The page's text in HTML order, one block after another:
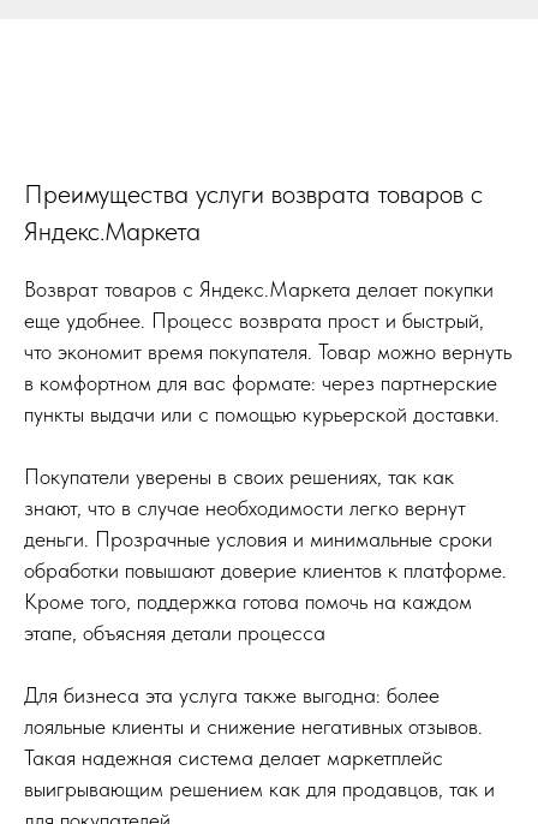
Преимущества услуги возврата товаров с
Яндекс.Маркета
Возврат товаров с Яндекс.Маркета делает покупки
еще удобнее. Процесс возврата прост и быстрый,
что экономит время покупателя. Товар можно вернуть
в комфортном для вас формате: через партнерские
пункты выдачи или с помощью курьерской доставки.
Покупатели уверены в своих решениях, так как
знают, что в случае необходимости легко вернут
деньги. Прозрачные условия и минимальные сроки
обработки повышают доверие клиентов к платформе.
Кроме того, поддержка готова помочь на каждом
этапе, объясняя детали процесса
Для бизнеса эта услуга также выгодна: более
лояльные клиенты и снижение негативных отзывов.
Такая надежная система делает маркетплейс
выигрывающим решением как для продавцов, так и